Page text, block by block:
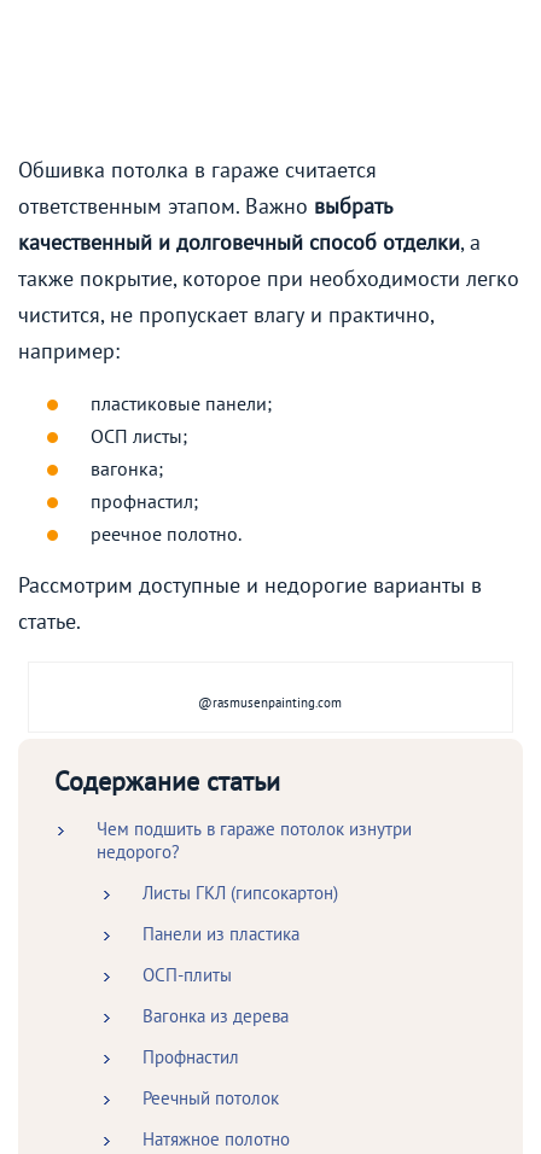
Обшивка потолка в гараже считается
ответственным этапом. Важно выбрать
качественный и долговечный способ отделки, а
также покрытие, которое при необходимости легко
чистится, не пропускает влагу и практично,
например:
пластиковые панели;
ОСП листы;
вагонка;
профнастил;
реечное полотно.
Рассмотрим доступные и недорогие варианты в
статье.
@rasmusenpainting.com
Содержание статьи
Чем подшить в гараже потолок изнутри
недорого?
Листы ГКЛ (гипсокартон)
Панели из пластика
ОСП-плиты
Вагонка из дерева
Профнастил
Реечный потолок
Натяжное полотно